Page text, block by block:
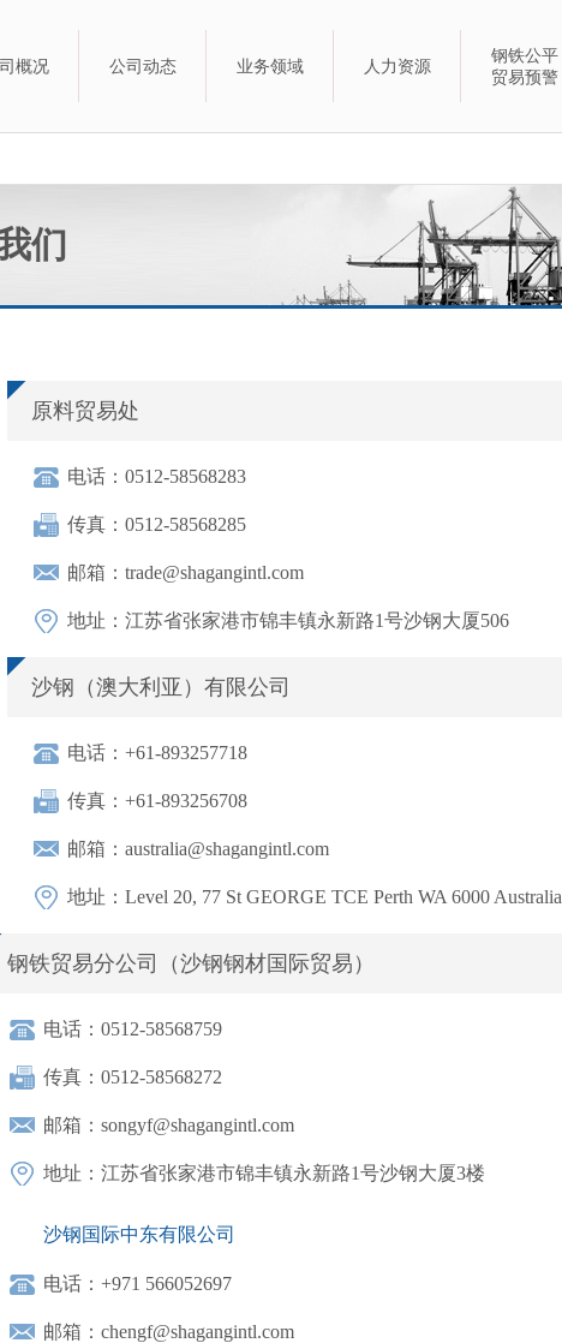
概况 公司动态 业务领域 人力资源
钢铁公平
贸易预警
们
原料贸易处
电话：0512-58568283
传真：0512-58568285
邮箱：trade@shagangintl.com
地址：江苏省张家港市锦丰镇永新路1号沙钢大厦506
沙钢（澳大利亚）有限公司
电话：+61-893257718
传真：+61-893256708
邮箱：australia@shagangintl.com
地址：Level 20, 77 St GEORGE TCE Perth WA 6000 Australia
钢铁贸易分公司（沙钢钢材国际贸易）
电话：0512-58568759
传真：0512-58568272
邮箱：songyf@shagangintl.com
地址：江苏省张家港市锦丰镇永新路1号沙钢大厦3楼
沙钢国际中东有限公司
电话：+971 566052697
邮箱：chengf@shagangintl.com